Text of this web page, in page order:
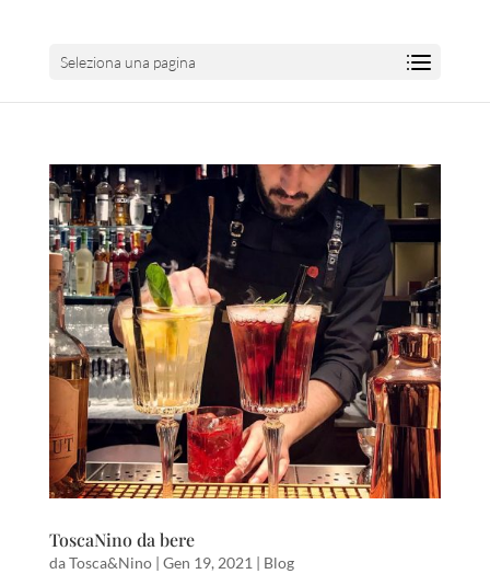
Seleziona una pagina
ToscaNino da bere
daTosca&Nino| Gen 19, 2021 | Blog